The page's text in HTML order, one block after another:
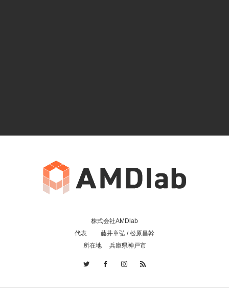
株式会社AMDlab
代表 藤井章弘 / 松原昌幹
所在地 兵庫県神戸市